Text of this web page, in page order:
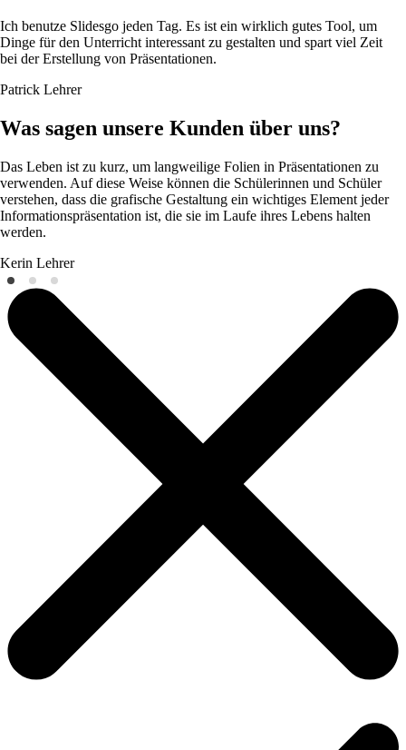
Ich benutze Slidesgo jeden Tag. Es ist ein wirklich gutes Tool, um
Dinge für den Unterricht interessant zu gestalten und spart viel Zeit
bei der Erstellung von Präsentationen.
Patrick Lehrer
Was sagen unsere Kunden über uns?
Das Leben ist zu kurz, um langweilige Folien in Präsentationen zu
verwenden. Auf diese Weise können die Schülerinnen und Schüler
verstehen, dass die grafische Gestaltung ein wichtiges Element jeder
Informationspräsentation ist, die sie im Laufe ihres Lebens halten
werden.
Kerin Lehrer